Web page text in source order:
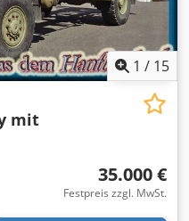
1 / 15
mit
35.000 €
Festpreis zzgl. MwSt.